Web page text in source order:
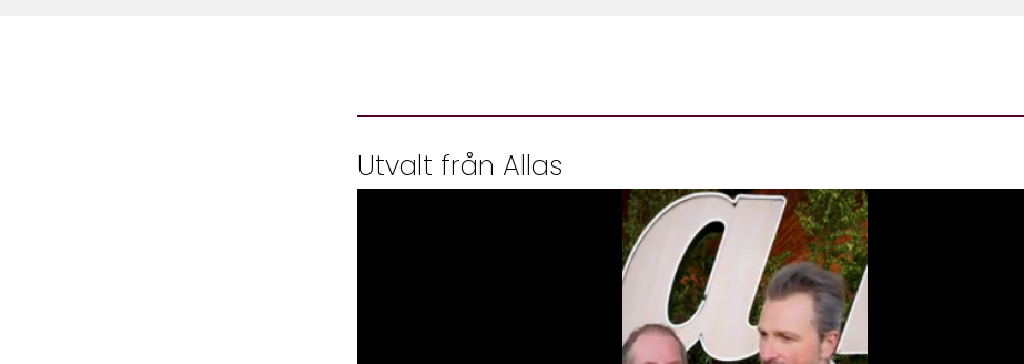
Utvalt från Allas